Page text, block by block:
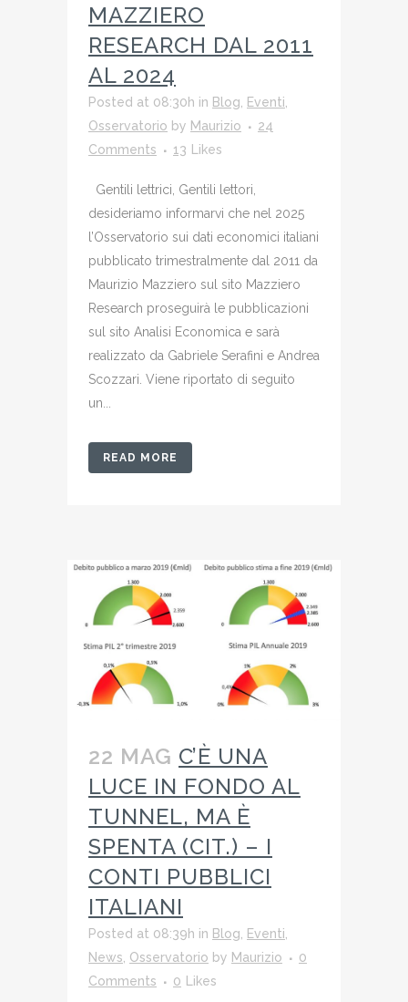
MAZZIERO
RESEARCH DAL 2011
AL 2024
Posted at 08:30h in Blog Eventi
Osservatorio by Maurizio
24
Comments
13 Likes
Gentili lettrici, Gentili lettori,
desideriamo informarvi che nel 2025
l’Osservatorio sui dati economici italiani
pubblicato trimestralmente dal 2011 da
Maurizio Mazziero sul sito Mazziero
Research proseguirà le pubblicazioni
sul sito Analisi Economica e sarà
realizzato da Gabriele Serafini e Andrea
Scozzari. Viene riportato di seguito
un...
READ MORE
22 MAG C’È UNA
LUCE IN FONDO AL
TUNNEL, MA È
SPENTA (CIT.) – I
CONTI PUBBLICI
ITALIANI
Posted at 08:39h in Blog Eventi
News Osservatorio by Maurizio
0
Comments
0 Likes